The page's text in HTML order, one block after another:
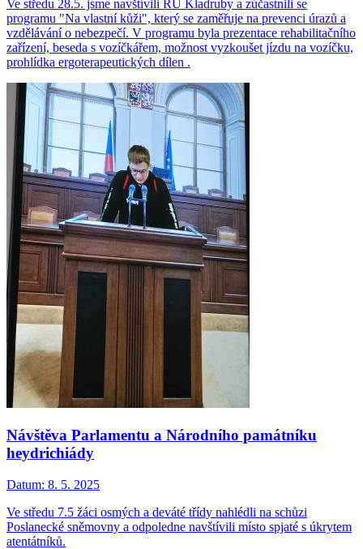
Ve středu 28.5. jsme navštívili RÚ Kladruby a zúčastnili se
programu "Na vlastní kůži", který se zaměřuje na prevenci úrazů a
vzdělávání o nebezpečí. V programu byla prezentace rehabilitačního
zařízení, beseda s vozíčkářem, možnost vyzkoušet jízdu na vozíčku,
prohlídka ergoterapeutických dílen .
Návštěva Parlamentu a Národního památníku
heydrichiády
Datum: 8. 5. 2025
Ve středu 7.5 žáci osmých a deváté třídy nahlédli na schůzi
Poslanecké sněmovny a odpoledne navštívili místo spjaté s úkrytem
atentátníků.